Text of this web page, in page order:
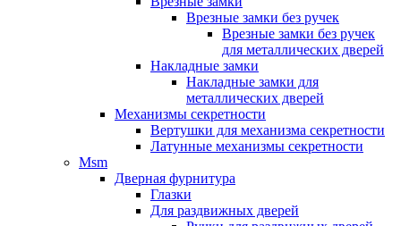
Врезные замки без ручек
Врезные замки без ручек
для металлических дверей
Накладные замки
Накладные замки для
металлических дверей
Механизмы секретности
Вертушки для механизма секретности
Латунные механизмы секретности
Msm
Дверная фурнитура
Глазки
Для раздвижных дверей